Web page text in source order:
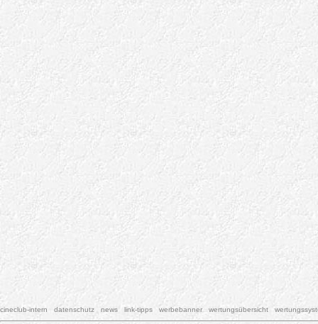
cineclub-intern datenschutz news link-tipps werbebanner wertungsübersicht